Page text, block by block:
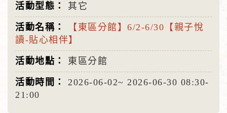
其它
【東區分館】6/2-6/30【親子悅
讀-貼心相伴】
東區分館
2026-06-02~ 2026-06-30 08:30-
21:00